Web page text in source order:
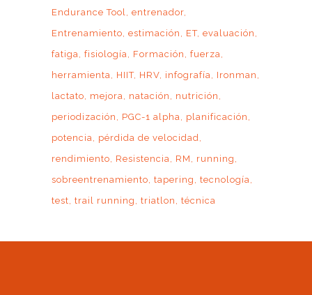
Endurance Tool entrenador
Entrenamiento estimación ET evaluación
fatiga fisiología Formación
fuerza
herramienta
HIIT HRV infografía
Ironman
lactato
mejora natación
nutrición
periodización
PGC-1 alpha
planificación
potencia
pérdida de velocidad
rendimiento
Resistencia RM
running
sobreentrenamiento tapering
tecnología
test trail running triatlon técnica